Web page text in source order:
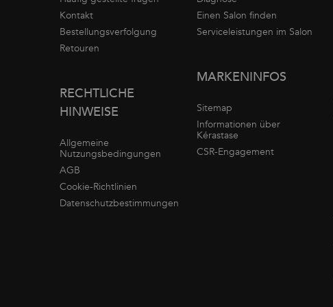
Kontakt
Bestellungsverfolgung
Retouren
RECHTLICHE
HINWEISE
Allgemeine
Nutzungsbedingungen
AGB
Cookie-Richtlinien
Datenschutzbestimmungen
Einen Salon finden
Serviceleistungen im Salon
MARKENINFOS
Sitemap
Informationen über
Kérastase
CSR-Engagement